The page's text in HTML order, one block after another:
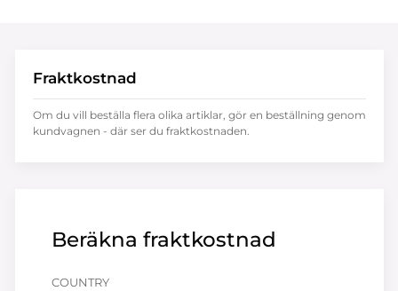
Beräkna fraktkostnad
COUNTRY
Fraktkostnad
Om du vill beställa flera olika artiklar, gör en beställning genom
kundvagnen - där ser du fraktkostnaden.